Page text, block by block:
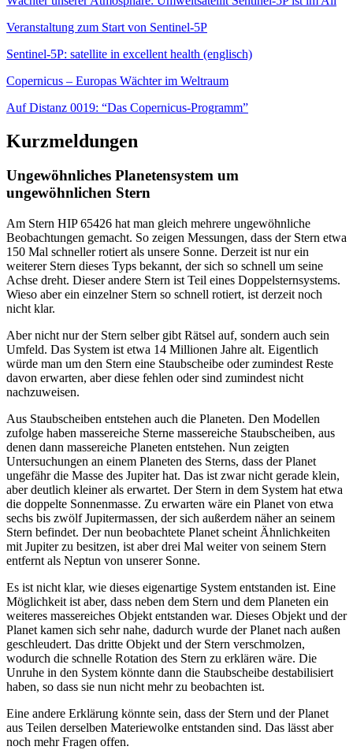
Veranstaltung zum Start von Sentinel-5P
Sentinel-5P: satellite in excellent health (englisch)
Copernicus – Europas Wächter im Weltraum
Auf Distanz 0019: “Das Copernicus-Programm”
Kurzmeldungen
Ungewöhnliches Planetensystem um
ungewöhnlichen Stern
Am Stern HIP 65426 hat man gleich mehrere ungewöhnliche
Beobachtungen gemacht. So zeigen Messungen, dass der Stern etwa
150 Mal schneller rotiert als unsere Sonne. Derzeit ist nur ein
weiterer Stern dieses Typs bekannt, der sich so schnell um seine
Achse dreht. Dieser andere Stern ist Teil eines Doppelsternsystems.
Wieso aber ein einzelner Stern so schnell rotiert, ist derzeit noch
nicht klar.
Aber nicht nur der Stern selber gibt Rätsel auf, sondern auch sein
Umfeld. Das System ist etwa 14 Millionen Jahre alt. Eigentlich
würde man um den Stern eine Staubscheibe oder zumindest Reste
davon erwarten, aber diese fehlen oder sind zumindest nicht
nachzuweisen.
Aus Staubscheiben entstehen auch die Planeten. Den Modellen
zufolge haben massereiche Sterne massereiche Staubscheiben, aus
denen dann massereiche Planeten entstehen. Nun zeigten
Untersuchungen an einem Planeten des Sterns, dass der Planet
ungefähr die Masse des Jupiter hat. Das ist zwar nicht gerade klein,
aber deutlich kleiner als erwartet. Der Stern in dem System hat etwa
die doppelte Sonnenmasse. Zu erwarten wäre ein Planet von etwa
sechs bis zwölf Jupitermassen, der sich außerdem näher an seinem
Stern befindet. Der nun beobachtete Planet scheint Ähnlichkeiten
mit Jupiter zu besitzen, ist aber drei Mal weiter von seinem Stern
entfernt als Neptun von unserer Sonne.
Es ist nicht klar, wie dieses eigenartige System entstanden ist. Eine
Möglichkeit ist aber, dass neben dem Stern und dem Planeten ein
weiteres massereiches Objekt entstanden war. Dieses Objekt und der
Planet kamen sich sehr nahe, dadurch wurde der Planet nach außen
geschleudert. Das dritte Objekt und der Stern verschmolzen,
wodurch die schnelle Rotation des Stern zu erklären wäre. Die
Unruhe in den System könnte dann die Staubscheibe destabilisiert
haben, so dass sie nun nicht mehr zu beobachten ist.
Eine andere Erklärung könnte sein, dass der Stern und der Planet
aus Teilen derselben Materiewolke entstanden sind. Das lässt aber
noch mehr Fragen offen.